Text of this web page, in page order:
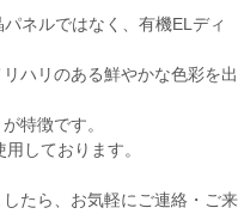
ネルではなく、有機ELディ
ハリのある鮮やかな色彩を出
特徴です。
しております。
たら、お気軽にご連絡・ご来